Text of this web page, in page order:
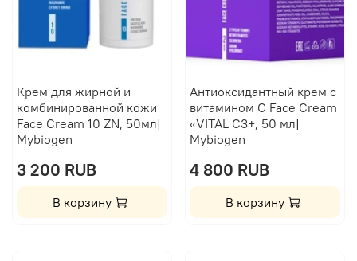
Крем для жирной и
комбинированной кожи
Face Cream 10 ZN, 50мл|
Mybiogen
3 200 RUB
В корзину
Антиоксидантный крем с
витамином C Face Cream
«VITAL С3+, 50 мл|
Mybiogen
4 800 RUB
В корзину